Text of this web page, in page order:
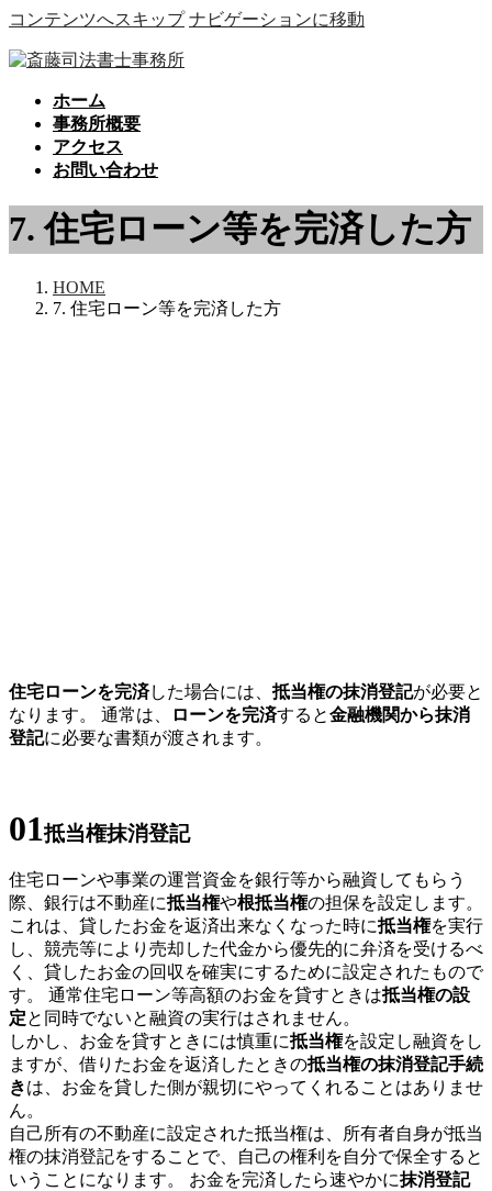
コンテンツへスキップ ナビゲーションに移動
ホーム
事務所概要
アクセス
お問い合わせ
7. 住宅ローン等を完済した方
HOME
7. 住宅ローン等を完済した方
住宅ローンを完済した場合には、 抵当権の抹消登記が必要と
なります。 通常は、
ローンを完済すると金融機関から抹消
登記に必要な書類が渡されます。
01抵当権抹消登記
住宅ローンや事業の運営資金を銀行等から融資してもらう
際、銀行は不動産に抵当権や根抵当権の担保を設定します。
これは、貸したお金を返済出来なくなった時に抵当権を実行
し、競売等により売却した代金から優先的に弁済を受けるべ
く、貸したお金の回収を確実にするために設定されたもので
す。 通常住宅ローン等高額のお金を貸すときは抵当権の設
定と同時でないと融資の実行はされません。
しかし、お金を貸すときには慎重に抵当権を設定し融資をし
ますが、借りたお金を返済したときの抵当権の抹消登記手続
きは、お金を貸した側が親切にやってくれることはありませ
ん。
自己所有の不動産に設定された抵当権は、所有者自身が抵当
権の抹消登記をすることで、自己の権利を自分で保全すると
いうことになります。 お金を完済したら速やかに抹消登記